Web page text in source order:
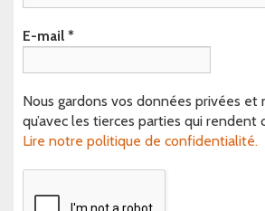
E-mail *
Nous gardons vos données privées et
qu’avec les tierces parties qui rendent
Lire notre politique de confidentialité.